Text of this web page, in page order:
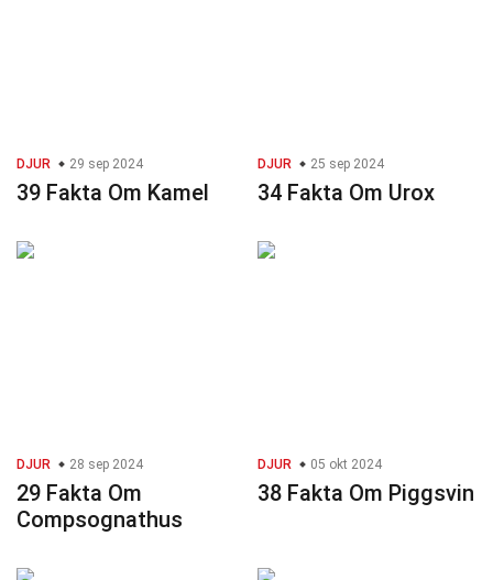
DJUR 29 sep 2024
39 Fakta Om Kamel
DJUR 25 sep 2024
34 Fakta Om Urox
DJUR 28 sep 2024
29 Fakta Om
Compsognathus
DJUR 05 okt 2024
38 Fakta Om Piggsvin